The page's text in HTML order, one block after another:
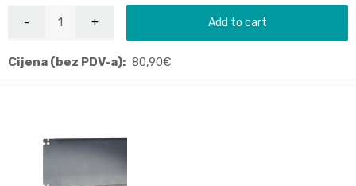
Add to cart
Cijena (bez PDV-a): 80,90€